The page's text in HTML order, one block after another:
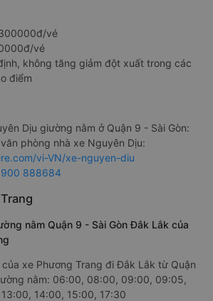
vé
vé
không tăng giảm đột xuất trong các
điểm
Dịu giường nằm ở Quận 9 - Sài Gòn:
phòng nhà xe Nguyên Dịu:
vi-VN/xe-nguyen-diu
888684
nằm Quận 9 - Sài Gòn Đắk Lắk của
xe Phương Trang đi Đắk Lắk từ Quận
nằm: 06:00, 08:00, 09:00, 09:05,
14:00, 15:00, 17:30